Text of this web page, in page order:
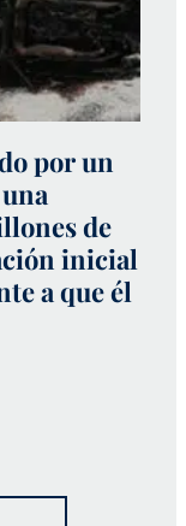
por un
de
inicial
a que él